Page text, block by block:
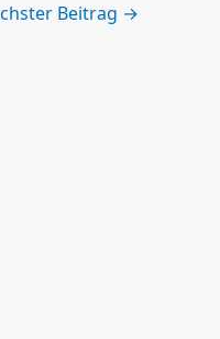
Beitrag →